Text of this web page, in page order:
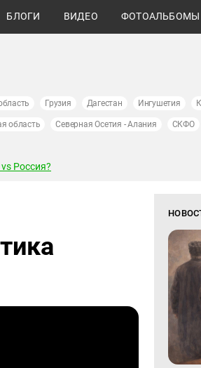
БЛОГИ ВИДЕО ФОТОАЛЬБОМЫ
Грузия Дагестан Ингушетия
область Северная Осетия - Алания СКФО
Россия?